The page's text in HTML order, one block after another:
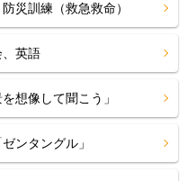
災訓練（救急救命）
英語
想像して聞こう」
ンタングル」